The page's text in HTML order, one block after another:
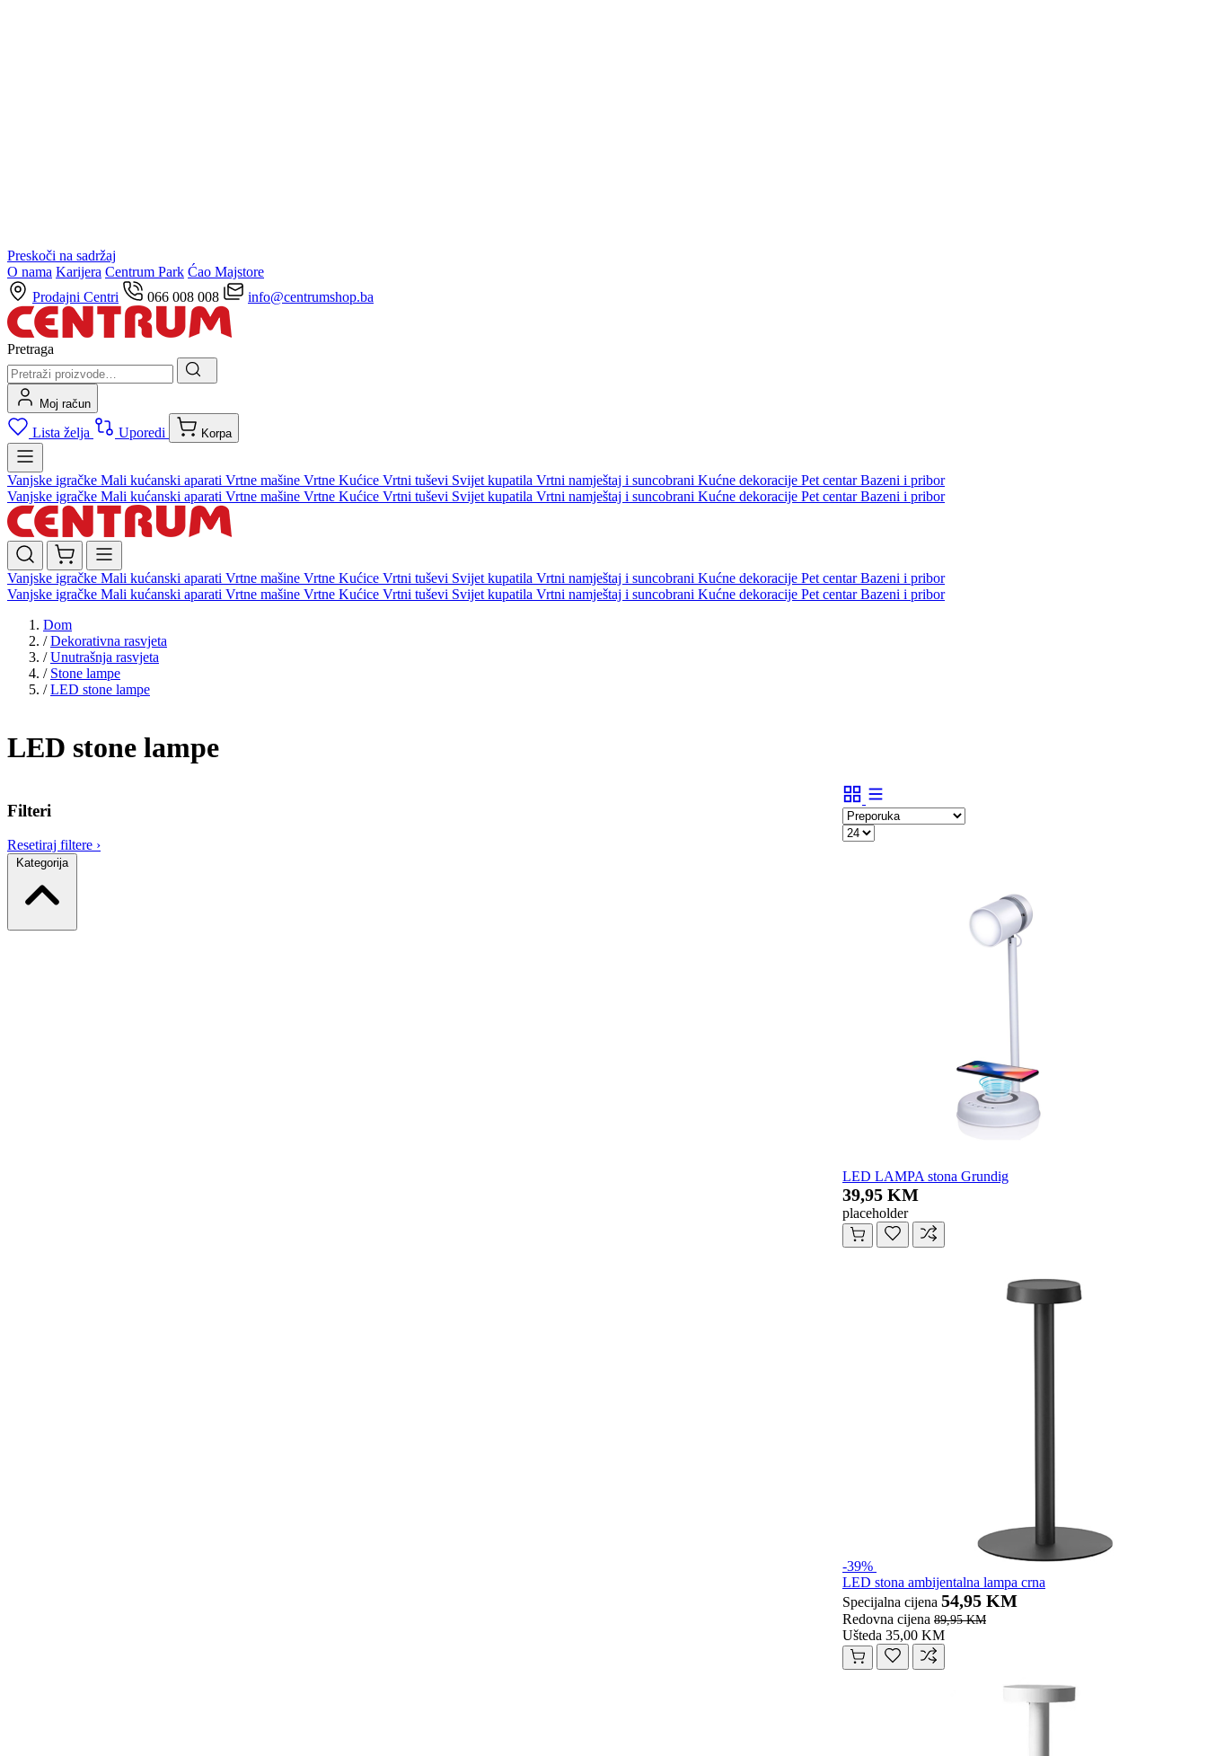
Preskoči na sadržaj
O nama Karijera Centrum Park Ćao Majstore
Prodajni Centri
066 008 008 info@centrumshop.ba
Pretraga
Moj račun
Lista želja Uporedi Korpa
Vanjske igračke Mali kućanski aparati Vrtne mašine Vrtne Kućice Vrtni tuševi Svijet kupatila Vrtni namještaj i suncobrani Kućne dekoracije Pet centarBazeni i pribor
Vanjske igračke Mali kućanski aparati Vrtne mašine Vrtne Kućice Vrtni tuševi Svijet kupatila Vrtni namještaj i suncobrani Kućne dekoracije Pet centarBazeni i pribor
Vanjske igračke Mali kućanski aparati Vrtne mašine Vrtne Kućice Vrtni tuševi Svijet kupatila Vrtni namještaj i suncobrani Kućne dekoracije Pet centarBazeni i pribor
Vanjske igračke Mali kućanski aparati Vrtne mašine Vrtne Kućice Vrtni tuševi Svijet kupatila Vrtni namještaj i suncobrani Kućne dekoracije Pet centarBazeni i pribor
Dom
/ Dekorativna rasvjeta
/ Unutrašnja rasvjeta
/ Stone lampe
/ LED stone lampe
LED stone lampe
Filteri
Resetiraj filtere ›
Kategorija
LED LAMPA stona Grundig
39,95 KM
placeholder
-39%
LED stona ambijentalna lampa crna
Specijalna cijena 54,95 KM
Redovna cijena 89,95 KM
Ušteda 35,00 KM